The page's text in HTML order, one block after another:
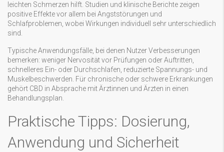
leichten Schmerzen hilft. Studien und klinische Berichte zeigen
positive Effekte vor allem bei Angststörungen und
Schlafproblemen, wobei Wirkungen individuell sehr unterschiedlich
sind.
Typische Anwendungsfälle, bei denen Nutzer Verbesserungen
bemerken: weniger Nervosität vor Prüfungen oder Auftritten,
schnelleres Ein- oder Durchschlafen, reduzierte Spannungs- und
Muskelbeschwerden. Für chronische oder schwere Erkrankungen
gehört CBD in Absprache mit Ärztinnen und Ärzten in einen
Behandlungsplan.
Praktische Tipps: Dosierung,
Anwendung und Sicherheit